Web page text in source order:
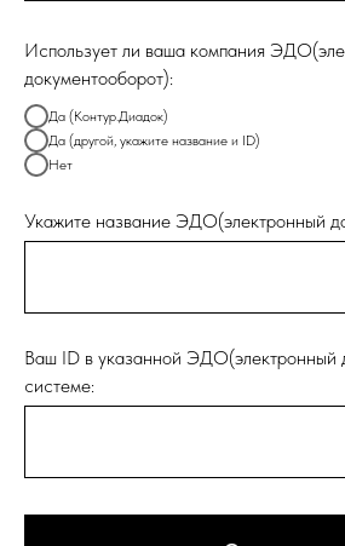
Использует ли ваша компания
документооборот):
Да (Контур.Диадок)
Да (другой, укажите название и ID)
Нет
Укажите название ЭДО(электронный
Ваш ID в указанной ЭДО(электронный
системе: